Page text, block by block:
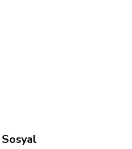
Sosyal